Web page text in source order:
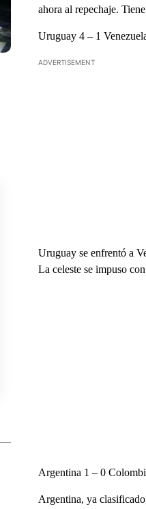
ahora al repechaje.
Uruguay 4 – 1
ADVERTISEMENT
Uruguay se enfrentó a
La celeste se impuso
Argentina 1 – 0
Argentina, ya